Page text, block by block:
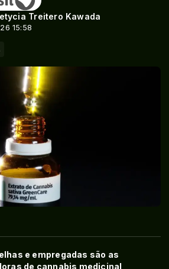
Treitero Kawada
15:58
e empregadas são as
de cannabis medicinal